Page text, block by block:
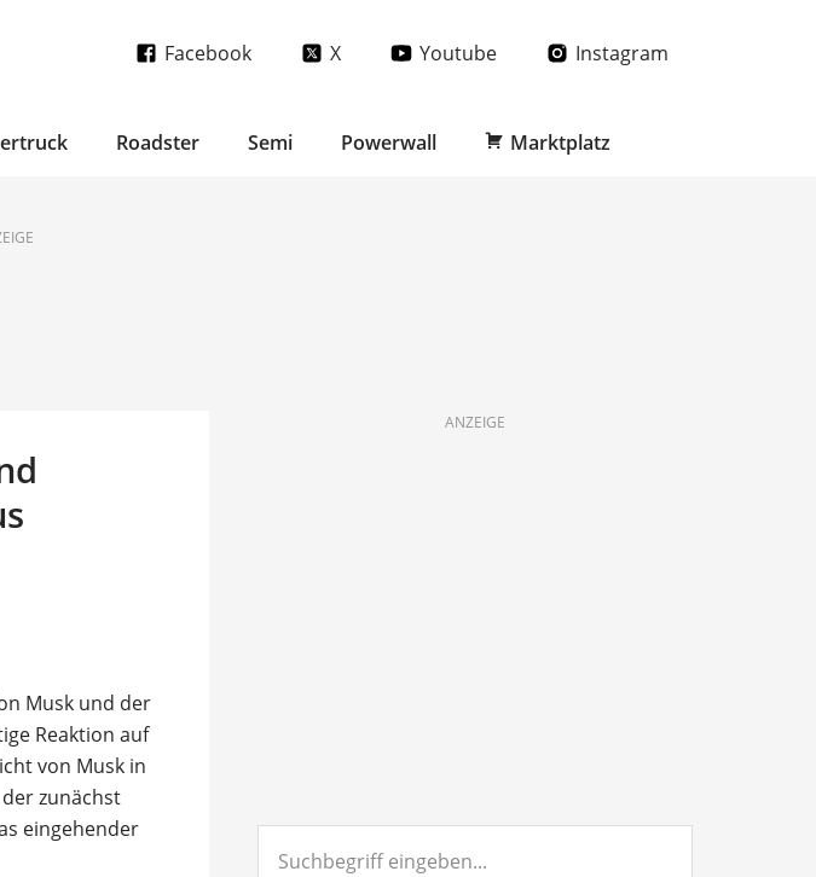
Facebook X Youtube Instagram
Roadster Semi Powerwall Marktplatz
Musk und der
Reaktion auf
von Musk in
zunächst
eingehender
ANZEIGE
eingeben...